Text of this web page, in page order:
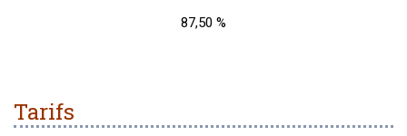
87,50 %
Tarifs